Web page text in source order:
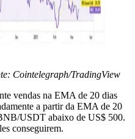
Cointelegraph/TradingView
vendas na EMA de 20 dias
a partir da EMA de 20
USDT abaixo de US$ 500.
conseguirem.